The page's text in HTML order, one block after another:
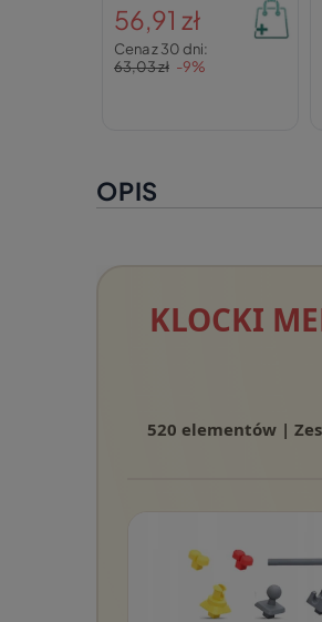
56,91 zł
Cena z 30 dni:
63,03 zł -9%
OPIS
KLOCKI
520 elementów |